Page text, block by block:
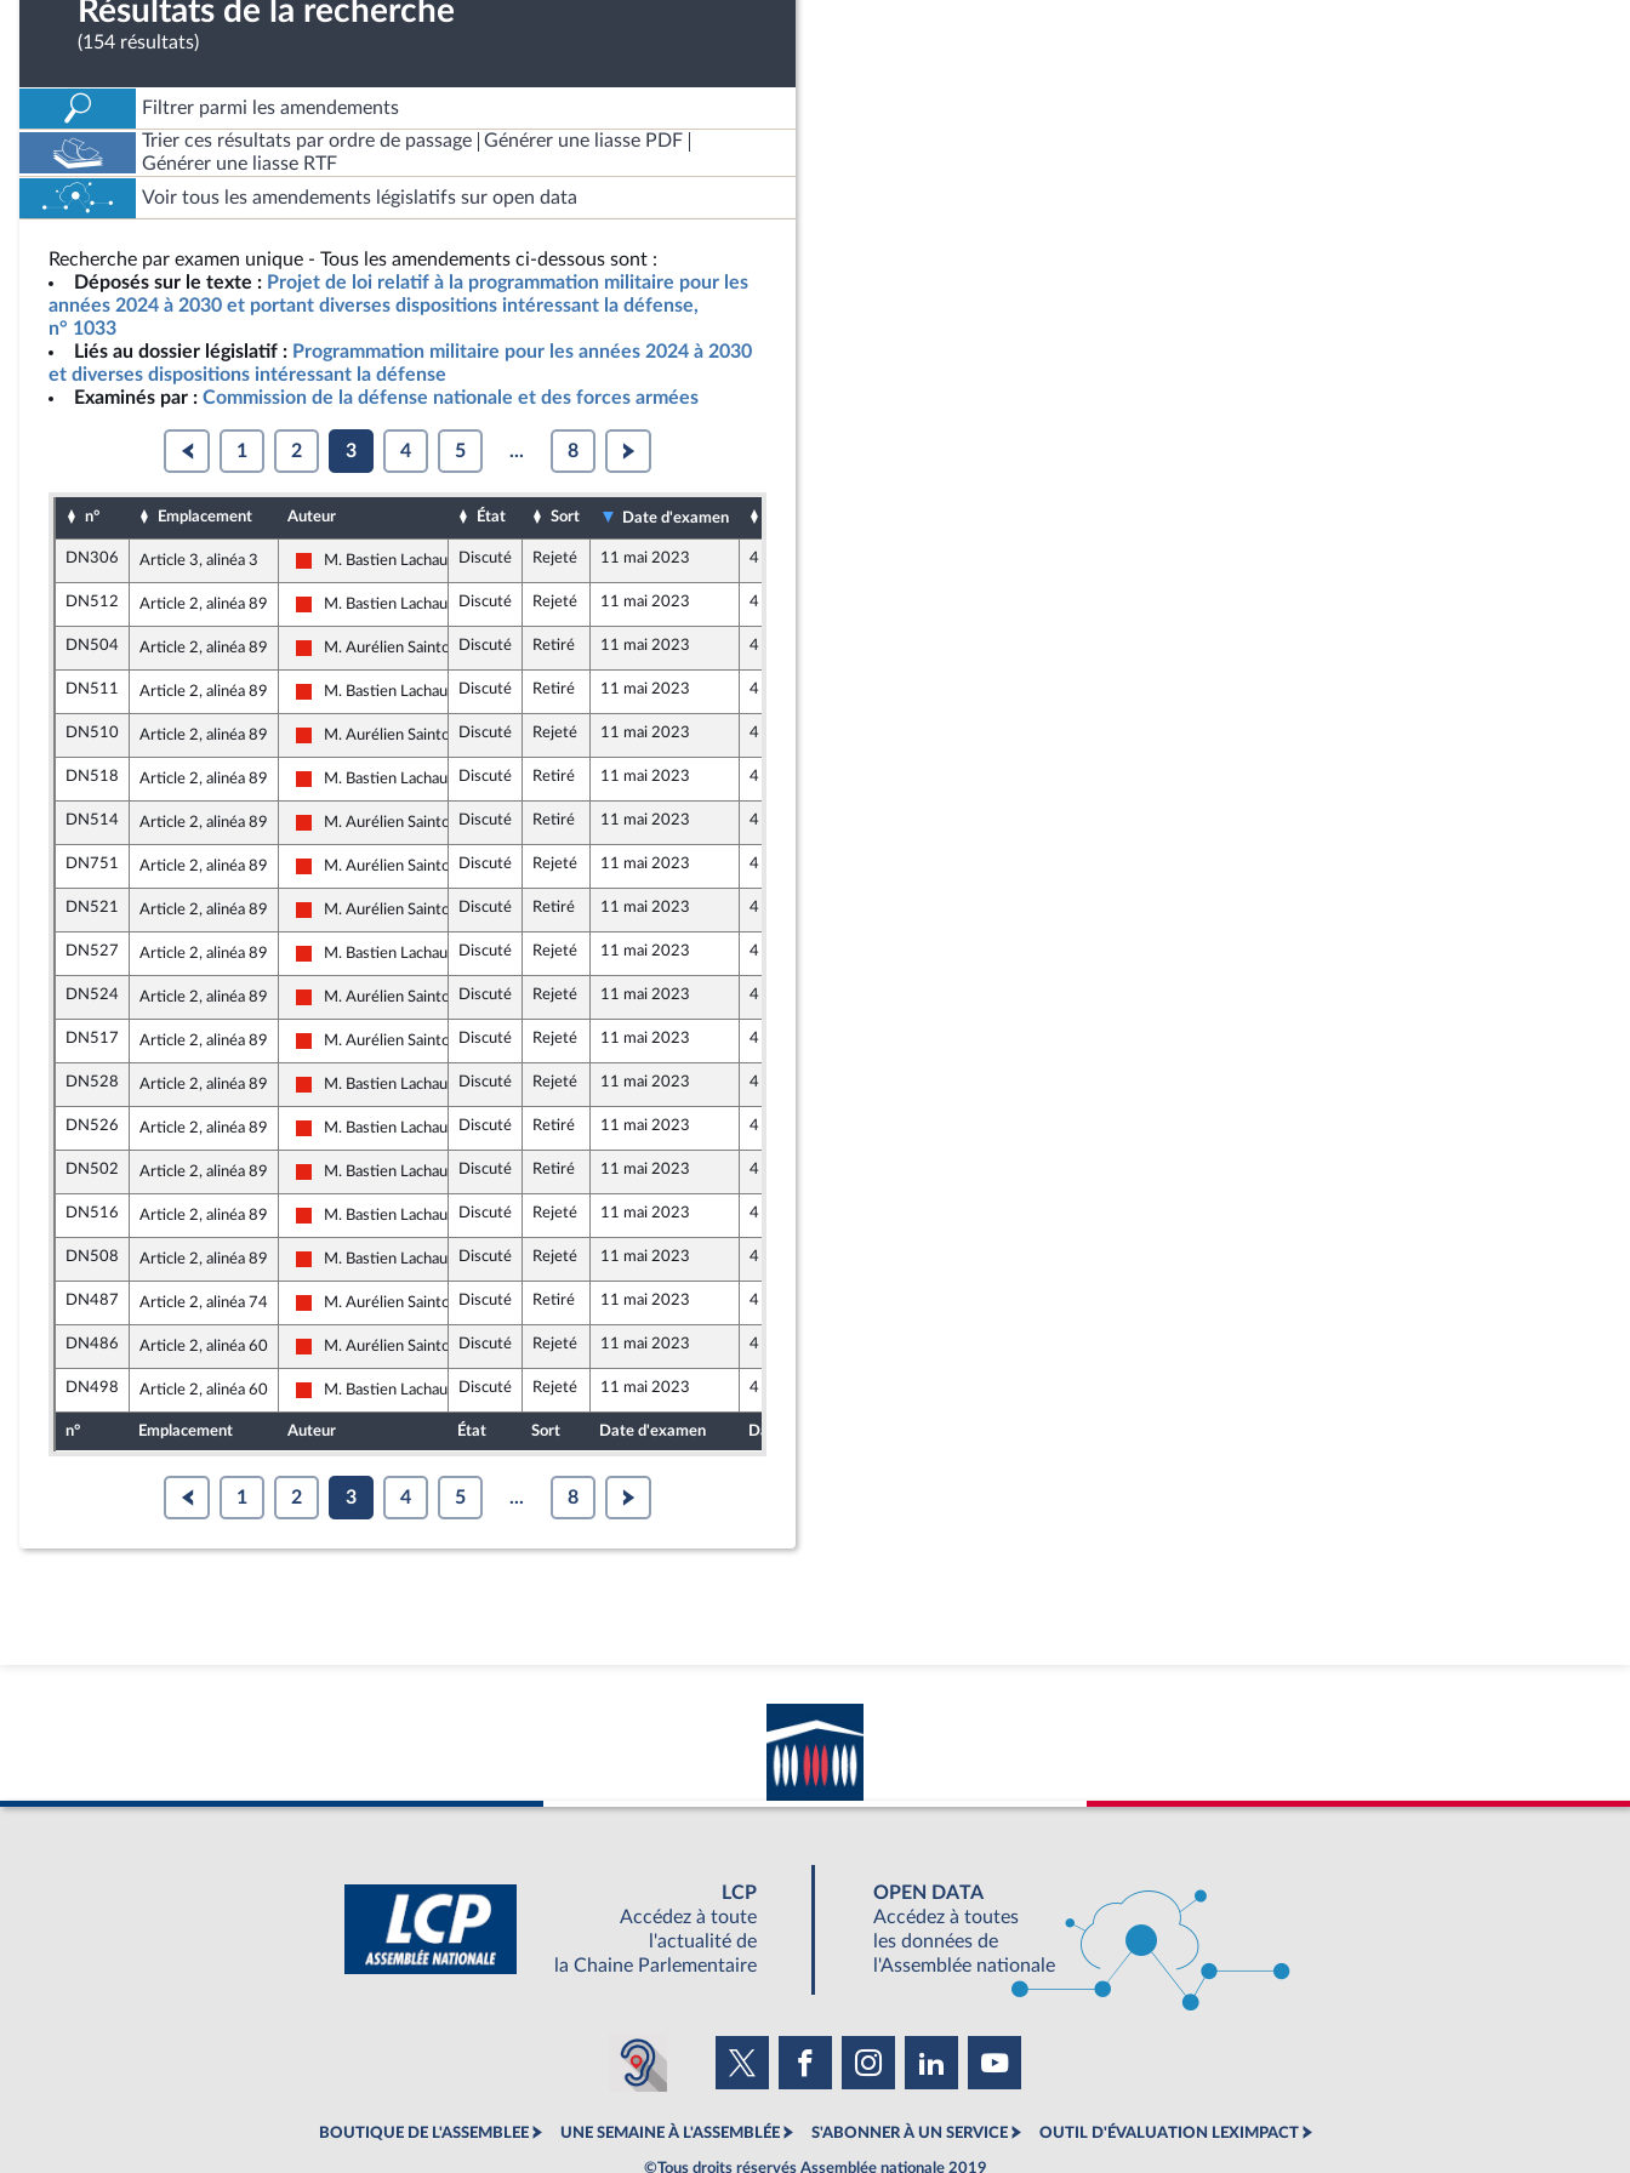
Résultats de la recherche
(154 résultats)
Filtrer parmi les amendements
Trier ces résultats par ordre de passage
Générer une liasse PDF
Générer une liasse RTF
Voir tous les amendements législatifs sur open data
Recherche par examen unique - Tous les amendements ci-dessous sont :
Déposés sur le texte : Projet de loi relatif à la programmation militaire pour les
années 2024 à 2030 et portant diverses dispositions intéressant la défense,
n° 1033
Liés au dossier législatif : Programmation militaire pour les années 2024 à 2030
et diverses dispositions intéressant la défense
Examinés par : Commission de la défense nationale et des forces armées
1 2 3 4 5 ... 8
n° Emplacement Auteur État Sort Date d'examen
DN306 Article 3, alinéa 3
La France insoumise - Nouvelle Union Populaire écologique et sociale
M. Bastien Lachaud Discuté Rejeté 11 mai 2023 4 mai 2023
DN512 Article 2, alinéa 89
La France insoumise - Nouvelle Union Populaire écologique et sociale
M. Bastien Lachaud Discuté Rejeté 11 mai 2023 4 mai 2023
DN504 Article 2, alinéa 89
La France insoumise - Nouvelle Union Populaire écologique et sociale
M. Aurélien SaintoulDiscuté Retiré 11 mai 2023 4 mai 2023
DN511 Article 2, alinéa 89
La France insoumise - Nouvelle Union Populaire écologique et sociale
M. Bastien Lachaud Discuté Retiré 11 mai 2023 4 mai 2023
DN510 Article 2, alinéa 89
La France insoumise - Nouvelle Union Populaire écologique et sociale
M. Aurélien SaintoulDiscuté Rejeté 11 mai 2023 4 mai 2023
DN518 Article 2, alinéa 89
La France insoumise - Nouvelle Union Populaire écologique et sociale
M. Bastien Lachaud Discuté Retiré 11 mai 2023 4 mai 2023
DN514 Article 2, alinéa 89
La France insoumise - Nouvelle Union Populaire écologique et sociale
M. Aurélien SaintoulDiscuté Retiré 11 mai 2023 4 mai 2023
DN751 Article 2, alinéa 89
La France insoumise - Nouvelle Union Populaire écologique et sociale
M. Aurélien SaintoulDiscuté Rejeté 11 mai 2023 4 mai 2023
DN521 Article 2, alinéa 89
La France insoumise - Nouvelle Union Populaire écologique et sociale
M. Aurélien SaintoulDiscuté Retiré 11 mai 2023 4 mai 2023
DN527 Article 2, alinéa 89
La France insoumise - Nouvelle Union Populaire écologique et sociale
M. Bastien Lachaud Discuté Rejeté 11 mai 2023 4 mai 2023
DN524 Article 2, alinéa 89
La France insoumise - Nouvelle Union Populaire écologique et sociale
M. Aurélien SaintoulDiscuté Rejeté 11 mai 2023 4 mai 2023
DN517 Article 2, alinéa 89
La France insoumise - Nouvelle Union Populaire écologique et sociale
M. Aurélien SaintoulDiscuté Rejeté 11 mai 2023 4 mai 2023
DN528 Article 2, alinéa 89
La France insoumise - Nouvelle Union Populaire écologique et sociale
M. Bastien Lachaud Discuté Rejeté 11 mai 2023 4 mai 2023
DN526 Article 2, alinéa 89
La France insoumise - Nouvelle Union Populaire écologique et sociale
M. Bastien Lachaud Discuté Retiré 11 mai 2023 4 mai 2023
DN502 Article 2, alinéa 89
La France insoumise - Nouvelle Union Populaire écologique et sociale
M. Bastien Lachaud Discuté Retiré 11 mai 2023 4 mai 2023
DN516 Article 2, alinéa 89
La France insoumise - Nouvelle Union Populaire écologique et sociale
M. Bastien Lachaud Discuté Rejeté 11 mai 2023 4 mai 2023
DN508 Article 2, alinéa 89
La France insoumise - Nouvelle Union Populaire écologique et sociale
M. Bastien Lachaud Discuté Rejeté 11 mai 2023 4 mai 2023
DN487 Article 2, alinéa 74
La France insoumise - Nouvelle Union Populaire écologique et sociale
M. Aurélien SaintoulDiscuté Retiré 11 mai 2023 4 mai 2023
DN486 Article 2, alinéa 60
La France insoumise - Nouvelle Union Populaire écologique et sociale
M. Aurélien SaintoulDiscuté Rejeté 11 mai 2023 4 mai 2023
DN498 Article 2, alinéa 60
La France insoumise - Nouvelle Union Populaire écologique et sociale
M. Bastien Lachaud Discuté Rejeté 11 mai 2023 4 mai 2023
n° Emplacement Auteur État Sort Date d'examen Date de dépôt
1 2 3 4 5 ... 8
LCP
Accédez à toute
l'actualité de
la Chaine Parlementaire
OPEN DATA
Accédez à toutes
les données de
l'Assemblée nationale
BOUTIQUE DE L'ASSEMBLEE UNE SEMAINE À L'ASSEMBLÉE S'ABONNER À UN SERVICE OUTIL D'ÉVALUATION LEXIMPACT
©Tous droits réservés Assemblée nationale 2019